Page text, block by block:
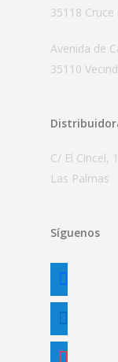
35118
Avenida de
35110
C/ El Cincel,
Las Palmas
Síguenos
facebook
linkedin
instagram